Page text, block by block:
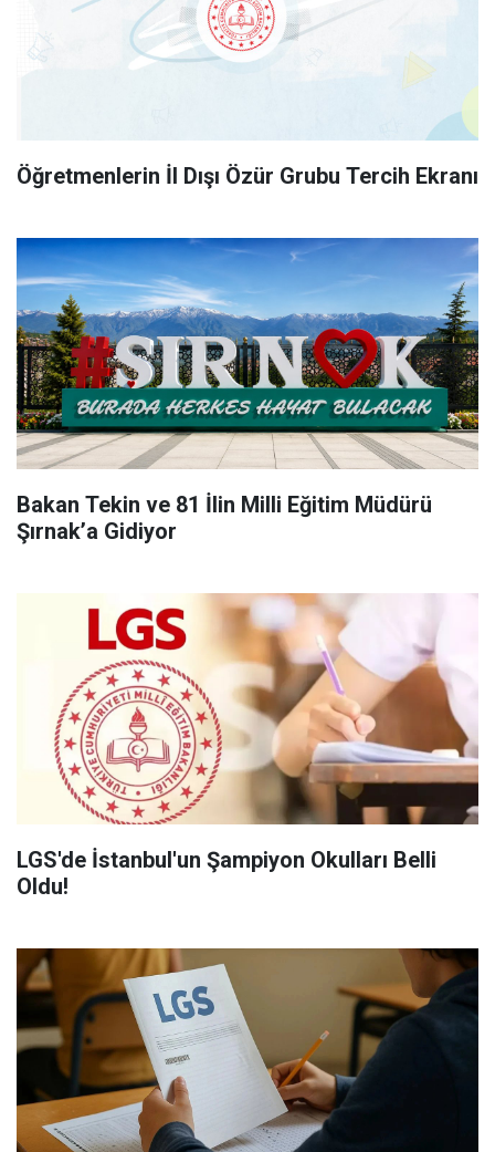
Öğretmenlerin İl Dışı Özür Grubu Tercih Ekranı
Bakan Tekin ve 81 İlin Milli Eğitim Müdürü
Şırnak’a Gidiyor
LGS'de İstanbul'un Şampiyon Okulları Belli
Oldu!